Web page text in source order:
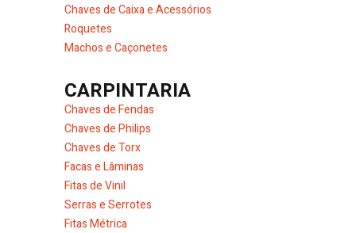
Chaves de Caixa e Acessórios
Roquetes
Machos e Caçonetes
CARPINTARIA
Chaves de Fendas
Chaves de Philips
Chaves de Torx
Facas e Lâminas
Fitas de Vinil
Serras e Serrotes
Fitas Métrica